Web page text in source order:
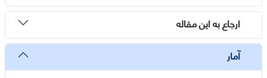
ارجاع به این مقاله
آمار